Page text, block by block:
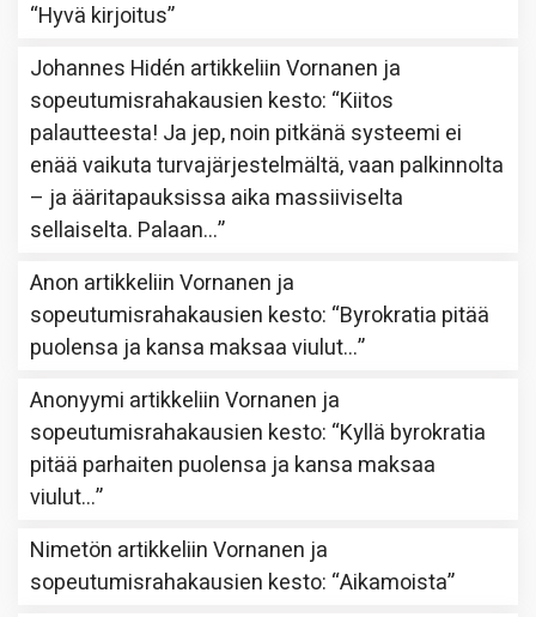
“Hyvä kirjoitus”
Johannes Hidén artikkeliinVornanen ja
sopeutumisrahakausien kesto: “Kiitos
palautteesta! Ja jep, noin pitkänä systeemi ei
enää vaikuta turvajärjestelmältä, vaan palkinnolta
– ja ääritapauksissa aika massiiviselta
sellaiselta. Palaan…”
Anon artikkeliinVornanen ja
sopeutumisrahakausien kesto: “Byrokratia pitää
puolensa ja kansa maksaa viulut…”
Anonyymi artikkeliinVornanen ja
sopeutumisrahakausien kesto: “Kyllä byrokratia
pitää parhaiten puolensa ja kansa maksaa
viulut…”
Nimetön artikkeliinVornanen ja
sopeutumisrahakausien kesto: “Aikamoista”